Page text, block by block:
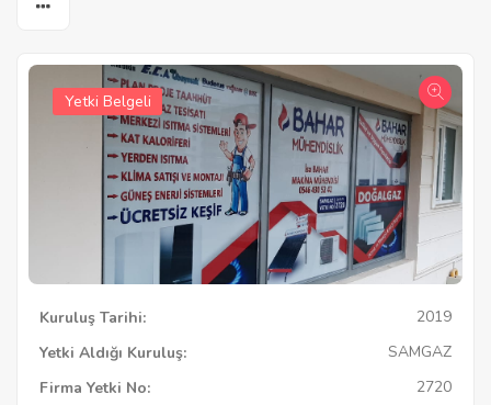
Yetki Belgeli
Kuruluş Tarihi:
2019
Yetki Aldığı Kuruluş:
SAMGAZ
Firma Yetki No:
2720